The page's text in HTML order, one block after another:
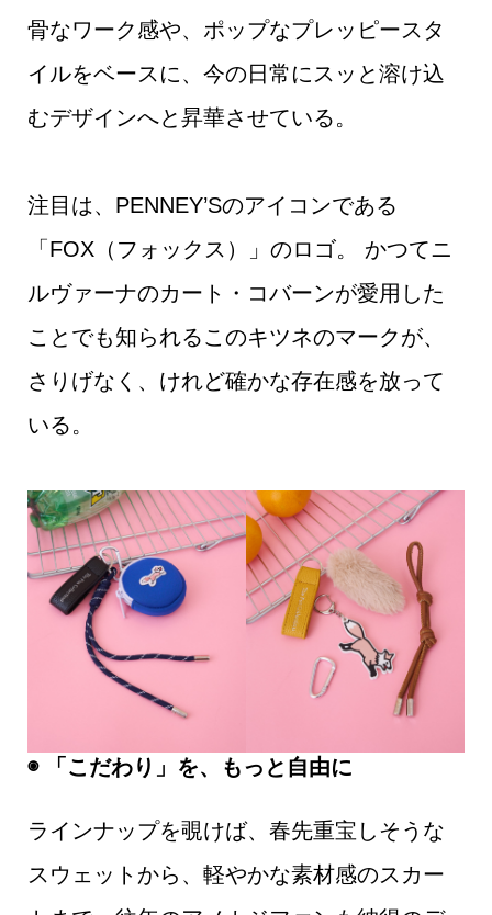
骨なワーク感や、ポップなプレッピースタ
イルをベースに、今の日常にスッと溶け込
むデザインへと昇華させている。
注目は、PENNEY’Sのアイコンである
「FOX（フォックス）」のロゴ。 かつてニ
ルヴァーナのカート・コバーンが愛用した
ことでも知られるこのキツネのマークが、
さりげなく、けれど確かな存在感を放って
いる。
◉ 「こだわり」を、もっと自由に
ラインナップを覗けば、春先重宝しそうな
スウェットから、軽やかな素材感のスカー